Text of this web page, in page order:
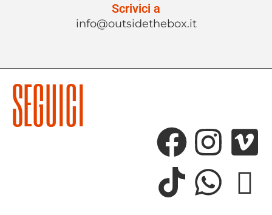
Scrivici a
info@outsidethebox.it
SEGUICI